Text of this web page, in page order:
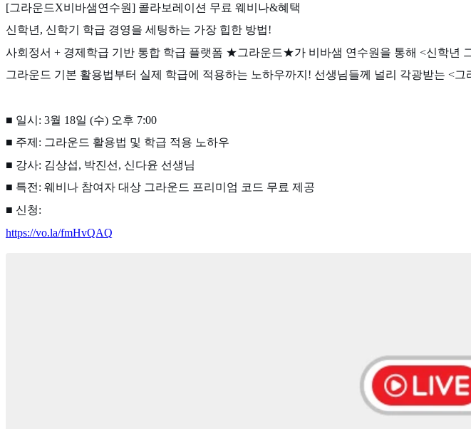
[그라운드X비바샘연수원] 콜라보레이션 무료 웨비나&혜택
신학년, 신학기 학급 경영을 세팅하는 가장 힙한 방법!
사회정서 + 경제학급 기반 통합 학급 플랫폼 ★그라운드★가 비바샘 연수원을 통해 <신학년
그라운드 기본 활용법부터 실제 학급에 적용하는 노하우까지! 선생님들께 널리 각광받는 <
■ 일시: 3월 18일 (수) 오후 7:00
■ 주제: 그라운드 활용법 및 학급 적용 노하우
■ 강사: 김상섭, 박진선, 신다윤 선생님
■ 특전: 웨비나 참여자 대상 그라운드 프리미엄 코드 무료 제공
■ 신청:
https://vo.la/fmHvQAQ